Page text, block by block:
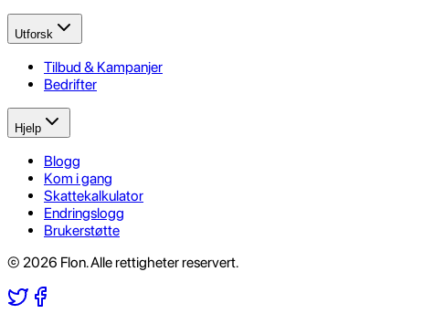
Utforsk
Tilbud & Kampanjer
Bedrifter
Hjelp
Blogg
Kom i gang
Skattekalkulator
Endringslogg
Brukerstøtte
© 2026 Flon. Alle rettigheter reservert.